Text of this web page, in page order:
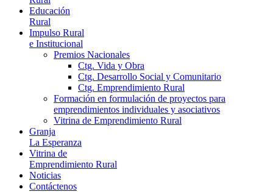
Educación
Rural
Impulso Rural
e Institucional
Premios Nacionales
Ctg. Vida y Obra
Ctg. Desarrollo Social y Comunitario
Ctg. Emprendimiento Rural
Formación en formulación de proyectos para
emprendimientos individuales y asociativos
Vitrina de Emprendimiento Rural
Granja
La Esperanza
Vitrina de
Emprendimiento Rural
Noticias
Contáctenos